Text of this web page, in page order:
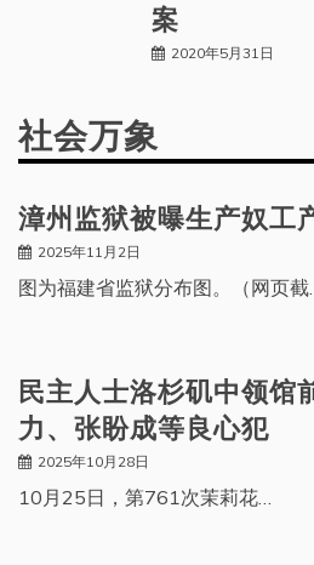
案
2020年5月31日
社会万象
漳州监狱被曝生产奴工
2025年11月2日
图为福建省监狱分布图。（网页
民主人士洛杉矶中领馆
力、张盼成等良心犯
2025年10月28日
10月25日，第761次茉莉花…